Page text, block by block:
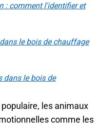
: comment l'identifier et
le bois de chauffage
dans le bois de
les animaux
comme les